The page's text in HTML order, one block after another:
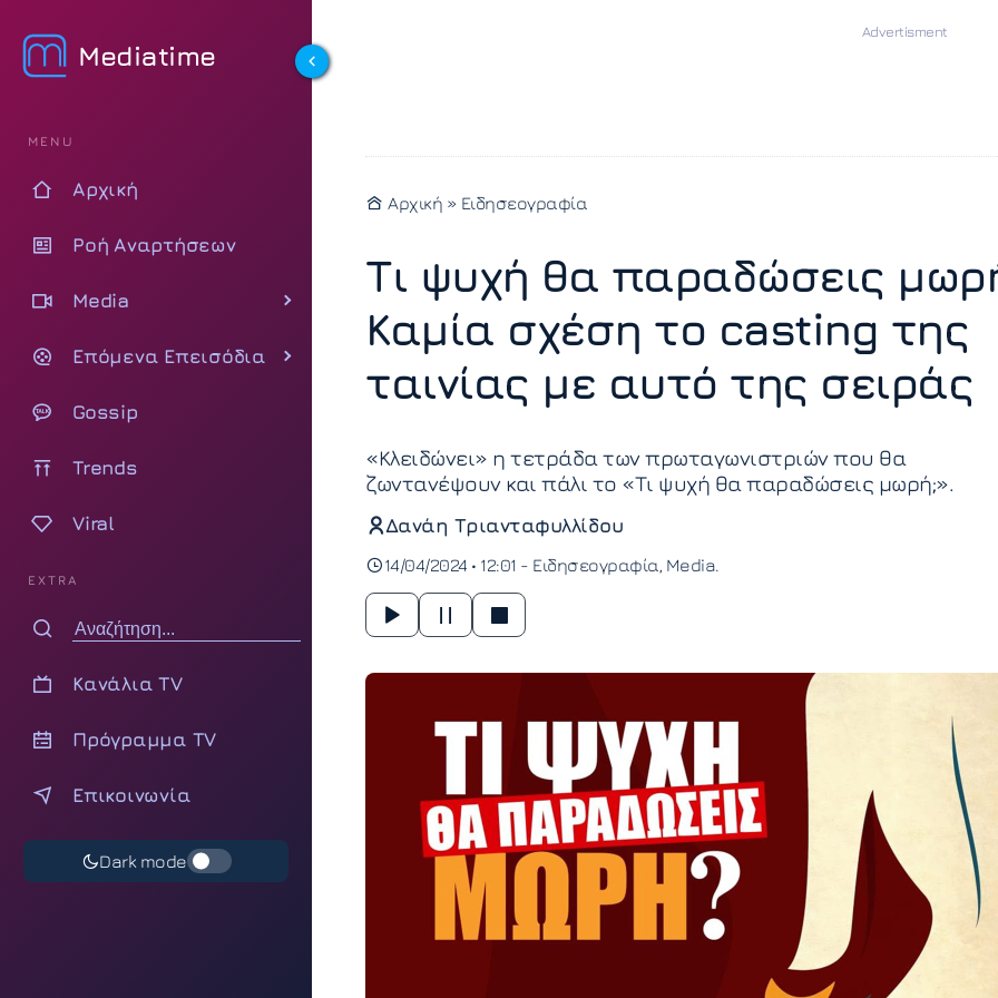
Mediatime
MENU
Αρχική
Ροή Αναρτήσεων
Media
Επόμενα Επεισόδια
Gossip
Trends
Viral
EXTRA
Κανάλια TV
Πρόγραμμα TV
Επικοινωνία
Dark mode
Αρχική » Ειδησεογραφία
Τι ψυχή θα παραδώσεις
Καμία σχέση το casting της
ταινίας με αυτό της σειράς
«Κλειδώνει» η τετράδα των πρωταγωνιστριών που θα
ζωντανέψουν και πάλι το «Τι ψυχή θα παραδώσεις μωρή;».
Δανάη Τριανταφυλλίδου
14/04/2024 • 12:01 - Ειδησεογραφία Media